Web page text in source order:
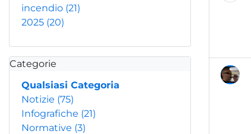
incendio (21)
2025 (20)
Categorie
Qualsiasi Categoria
Notizie (75)
Infografiche (21)
Normative (3)